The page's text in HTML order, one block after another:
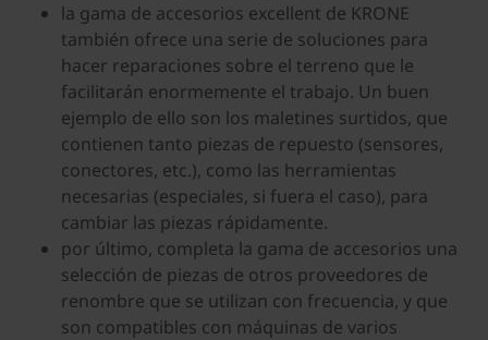
la gama de accesorios excellent de KRONE
también ofrece una serie de soluciones para
hacer reparaciones sobre el terreno que le
facilitarán enormemente el trabajo. Un buen
ejemplo de ello son los maletines surtidos, que
contienen tanto piezas de repuesto (sensores,
conectores, etc.), como las herramientas
necesarias (especiales, si fuera el caso), para
cambiar las piezas rápidamente.
por último, completa la gama de accesorios una
selección de piezas de otros proveedores de
renombre que se utilizan con frecuencia, y que
son compatibles con máquinas de varios